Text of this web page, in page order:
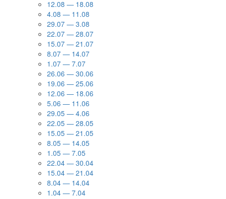
12.08 — 18.08
4.08 — 11.08
29.07 — 3.08
22.07 — 28.07
15.07 — 21.07
8.07 — 14.07
1.07 — 7.07
26.06 — 30.06
19.06 — 25.06
12.06 — 18.06
5.06 — 11.06
29.05 — 4.06
22.05 — 28.05
15.05 — 21.05
8.05 — 14.05
1.05 — 7.05
22.04 — 30.04
15.04 — 21.04
8.04 — 14.04
1.04 — 7.04